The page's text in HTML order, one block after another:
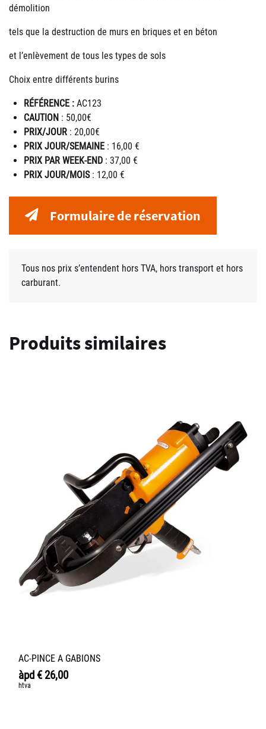
démolition
tels que la destruction de murs en briques et en béton
et l’enlèvement de tous les types de sols
Choix entre différents burins
RÉFÉRENCE : AC123
CAUTION : 50,00€
PRIX/JOUR : 20,00€
PRIX JOUR/SEMAINE : 16,00 €
PRIX PAR WEEK-END : 37,00 €
PRIX JOUR/MOIS: 12,00 €
Formulaire de réservation
Tous nos prix s’entendent hors TVA, hors transport et hors
carburant.
Produits similaires
AC-PINCE A GABIONS
àpd €26,00
htva